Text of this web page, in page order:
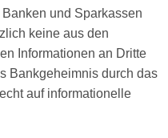
und Sparkassen
keine aus den
Informationen an Dritte
Bankgeheimnis durch das
auf informationelle